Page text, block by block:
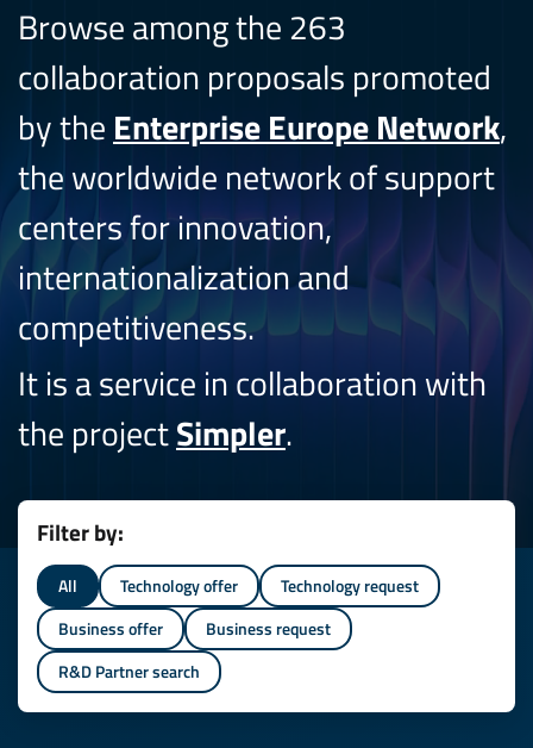
Browse among the 263
collaboration proposals promoted
by the Enterprise Europe Network,
the worldwide network of support
centers for innovation,
internationalization and
competitiveness.
It is a service in collaboration with
the projectSimpler.
Filter by:
All Technology offer
Technology request
Business offer
Business request
R&D Partner search